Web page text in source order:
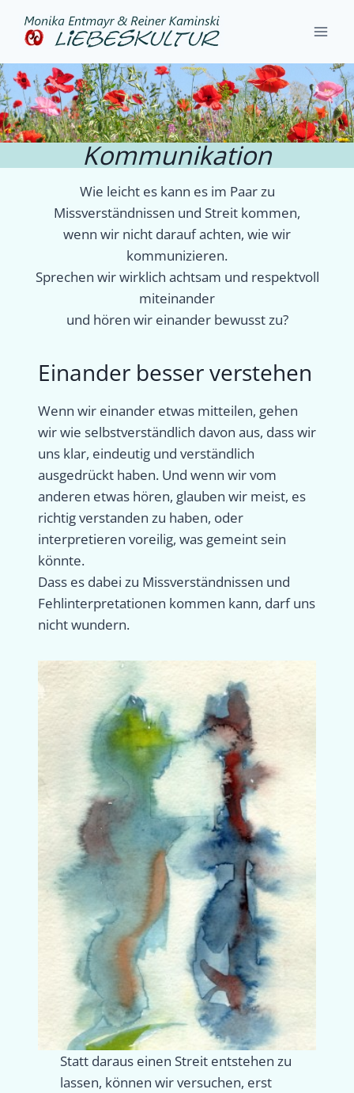
Inhalt
Kommunikation
Kommunikation
Wie leicht es kann es im Paar zu
Missverständnissen und Streit kommen,
wenn wir nicht darauf achten, wie wir
kommunizieren.
Sprechen wir wirklich achtsam und respektvoll
miteinander
und hören wir einander bewusst zu?
Einander besser verstehen
Wenn wir einander etwas mitteilen, gehen
wir wie selbstverständlich davon aus, dass wir
uns klar, eindeutig und verständlich
ausgedrückt haben. Und wenn wir vom
anderen etwas hören, glauben wir meist, es
richtig verstanden zu haben, oder
interpretieren voreilig, was gemeint sein
könnte.
Dass es dabei zu Missverständnissen und
Fehlinterpretationen kommen kann, darf uns
nicht wundern.
Statt daraus einen Streit entstehen zu
lassen, können wir versuchen, erst